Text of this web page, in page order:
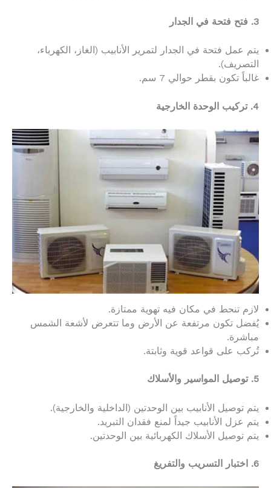
3. فتح فتحة في الجدار
يتم عمل فتحة في الجدار لتمرير الأنابيب (الغاز، الكهرباء،
التصريف).
غالباً تكون بقطر حوالي 7 سم.
4. تركيب الوحدة الخارجية
لازم تنحط في مكان فيه تهوية ممتازة.
يُفضل تكون مرتفعة عن الأرض وما تتعرض لأشعة الشمس
مباشرة.
تُركب على قواعد قوية وثابتة.
5. توصيل المواسير والأسلاك
يتم توصيل الأنابيب بين الوحدتين (الداخلية والخارجية).
يتم عزل الأنابيب جيداً لمنع فقدان التبريد.
يتم توصيل الأسلاك الكهربائية بين الوحدتين.
6. اختبار التسريب والتفريغ